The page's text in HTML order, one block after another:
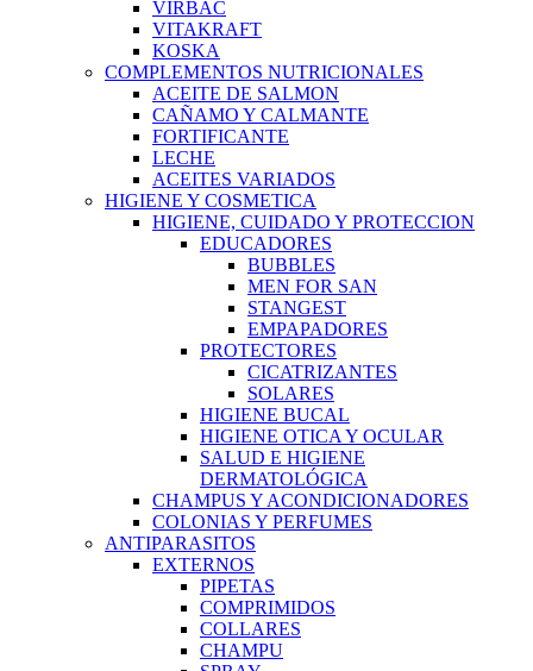
VIRBAC
VITAKRAFT
KOSKA
COMPLEMENTOS NUTRICIONALES
ACEITE DE SALMON
CAÑAMO Y CALMANTE
FORTIFICANTE
LECHE
ACEITES VARIADOS
HIGIENE Y COSMETICA
HIGIENE, CUIDADO Y PROTECCION
EDUCADORES
BUBBLES
MEN FOR SAN
STANGEST
EMPAPADORES
PROTECTORES
CICATRIZANTES
SOLARES
HIGIENE BUCAL
HIGIENE OTICA Y OCULAR
SALUD E HIGIENE
DERMATOLÓGICA
CHAMPUS Y ACONDICIONADORES
COLONIAS Y PERFUMES
ANTIPARASITOS
EXTERNOS
PIPETAS
COMPRIMIDOS
COLLARES
CHAMPU